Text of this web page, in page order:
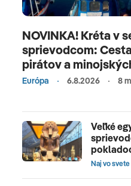
NOVINKA! Kréta v
sprievodcom:
pirátov a
Európa 6.8.2026 8
Veľké
Naj vo svete